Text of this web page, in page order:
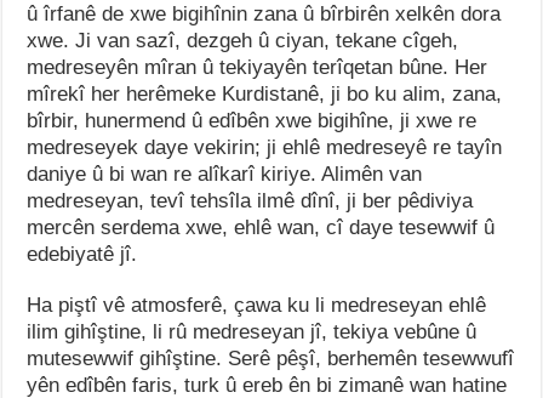
û îrfanê de xwe bigihînin zana û bîrbirên xelkên dora
xwe. Ji van sazî, dezgeh û ciyan, tekane cîgeh,
medreseyên mîran û tekiyayên terîqetan bûne. Her
mîrekî her herêmeke Kurdistanê, ji bo ku alim, zana,
bîrbir, hunermend û edîbên xwe bigihîne, ji xwe re
medreseyek daye vekirin; ji ehlê medreseyê re tayîn
daniye û bi wan re alîkarî kiriye. Alimên van
medreseyan, tevî tehsîla ilmê dînî, ji ber pêdiviya
mercên serdema xwe, ehlê wan, cî daye tesewwif û
edebiyatê jî.
Ha piştî vê atmosferê, çawa ku li medreseyan ehlê
ilim gihîştine, li rû medreseyan jî, tekiya vebûne û
mutesewwif gihîştine. Serê pêşî, berhemên tesewwufî
yên edîbên faris, turk û ereb ên bi zimanê wan hatine